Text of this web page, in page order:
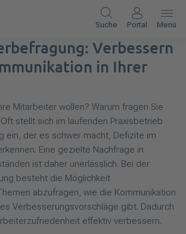
Suche Portal Menü
Verbessern
in Ihrer
Mitarbeiter wollen? Warum fragen Sie
stellt sich im laufenden Praxisbetrieb
ein, der es schwer macht, Defizite im
Eine gezielte Nachfrage in
ist daher unerlässlich. Bei der
besteht die Möglichkeit
abzufragen, wie die Kommunikation
Verbesserungsvorschläge gibt. Dadurch
effektiv verbessern.